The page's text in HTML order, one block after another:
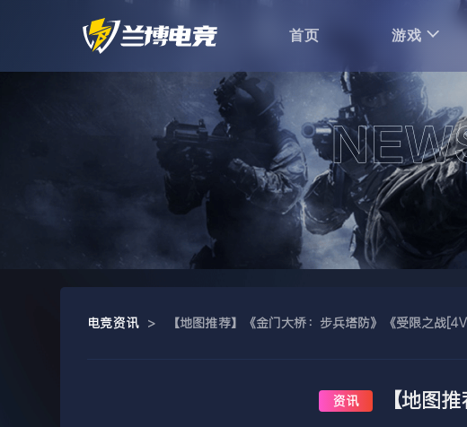
首页 游戏
电竞资讯 > 【地图推荐】《金门大桥：步兵塔防》《受限之战
资讯 【地图